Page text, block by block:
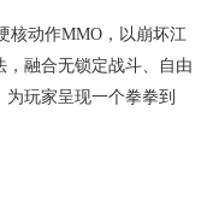
核动作MMO，以崩坏江
融合无锁定战斗、自由
玩家呈现一个拳拳到